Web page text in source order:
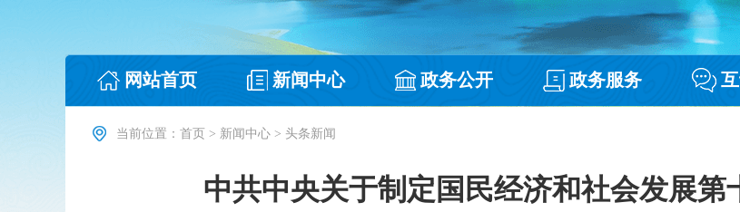
网站首页 新闻中心 政务公开 政务服务
当前位置： 首页 > 新闻中心 > 头条新闻
中共中央关于制定国民经济和社会发展第